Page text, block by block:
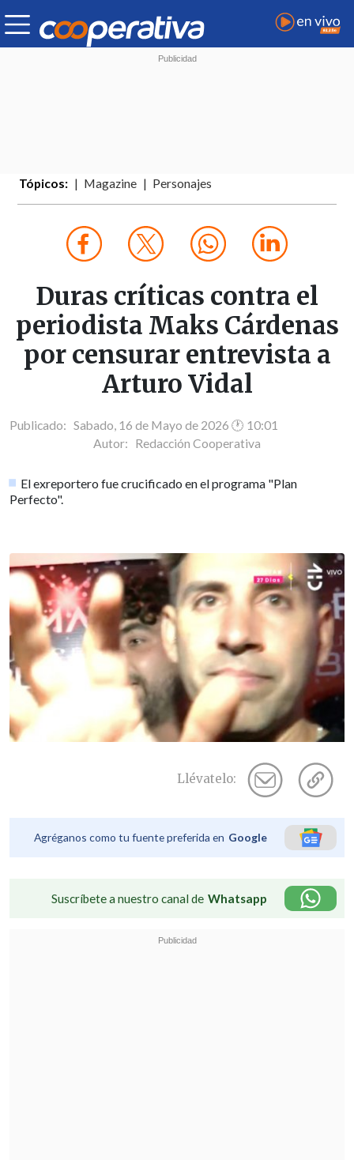
Tópicos: Magazine Personajes
Duras críticas contra el
periodista Maks Cárdenas
por censurar entrevista a
Arturo Vidal
Publicado: Sabado, 16 de Mayo de 2026 🕐 10:01
Autor: Redacción Cooperativa
El exreportero fue crucificado en el programa "Plan
Perfecto".
Llévatelo:
Agréganos como tu fuente preferida en Google
Suscríbete a nuestro canal de Whatsapp